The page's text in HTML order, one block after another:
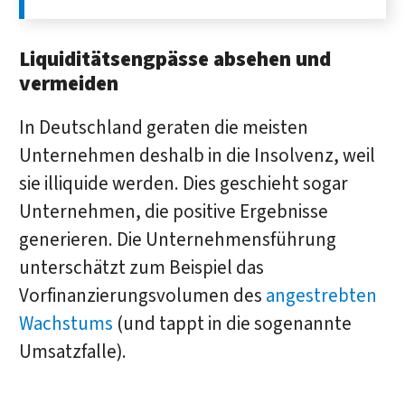
Liquiditätsengpässe absehen und
vermeiden
In Deutschland geraten die meisten
Unternehmen deshalb in die Insolvenz, weil
sie illiquide werden. Dies geschieht sogar
Unternehmen, die positive Ergebnisse
generieren. Die Unternehmensführung
unterschätzt zum Beispiel das
Vorfinanzierungsvolumen des angestrebten
Wachstums (und tappt in die sogenannte
Umsatzfalle).